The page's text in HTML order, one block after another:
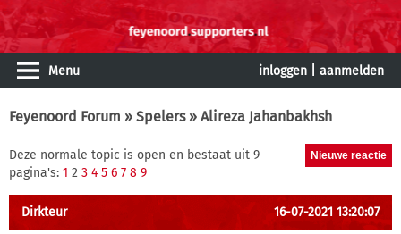
Menu inloggen aanmelden
Feyenoord Forum » Spelers» Alireza Jahanbakhsh
Deze normale topic is open en bestaat uit 9
pagina's: 1 2 3 4 5 6 7 8 9
Dirkteur 16-07-2021 13:20:07